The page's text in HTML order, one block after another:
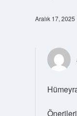
Aralık 17, 2025